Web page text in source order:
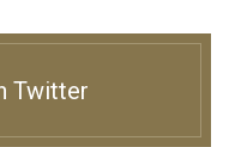
Twitter